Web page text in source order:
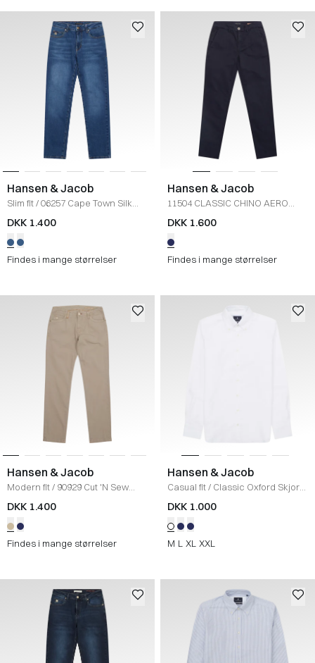
Hansen & Jacob
Slim fit/06257 Cape Town Silk
Touch Jeans
DKK 1.400
Findes i mange størrelser
Hansen & Jacob
11504 CLASSIC CHINO AERO
HIGH / NAVY
DKK 1.600
Findes i mange størrelser
Hansen & Jacob
Modern fit/ 90929 Cut 'N Sew
Jeans
MOLE
DKK 1.400
Findes i mange størrelser
Hansen & Jacob
Casual fit/ Classic Oxford Skjorte
/WHITE
DKK 1.000
M L XL XXL